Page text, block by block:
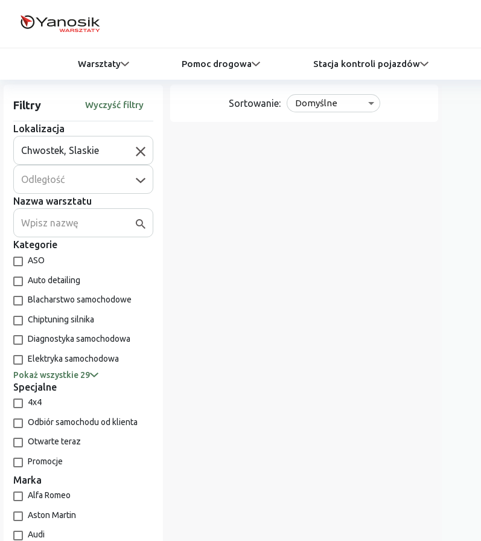
Warsztaty Pomoc drogowa Stacja kontroli pojazdów
Filtry Wyczyść filtry
Lokalizacja
Odległość
Nazwa warsztatu
Kategorie
ASO
Auto detailing
Blacharstwo samochodowe
Chiptuning silnika
Diagnostyka samochodowa
Elektryka samochodowa
Pokaż wszystkie 29
Specjalne
4x4
Odbiór samochodu od klienta
Otwarte teraz
Promocje
Marka
Alfa Romeo
Aston Martin
Audi
Sortowanie: Domyślne